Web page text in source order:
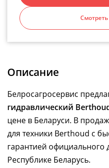
Описание
Белросагросервис
гидравлический
цене в Беларуси. В
для техники Berthoud с
гарантией официального
Республике Беларусь.